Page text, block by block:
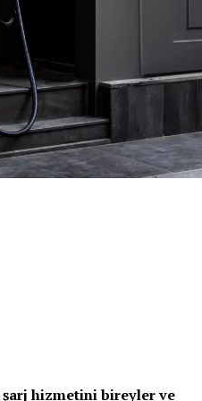
şekillenen
ortak aklını
Dönemi
sektörde önemli yapısal
başında:
hizmetini bireyler ve